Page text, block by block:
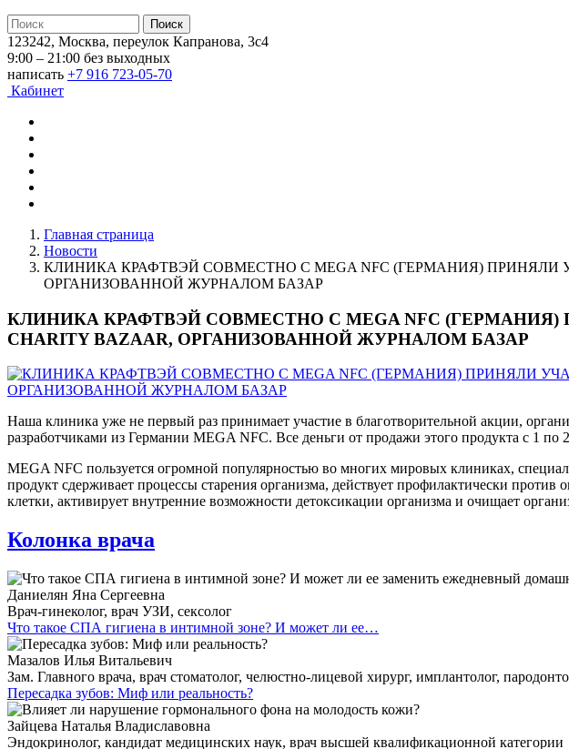
123242, Москва, переулок Капранова, 3с4
9:00 – 21:00 без выходных
написать +7 916 723-05-70
Кабинет
Главная страница
Новости
КЛИНИКА КРАФТВЭЙ СОВМЕСТНО С MEGA NFC (ГЕРМАНИЯ) ПРИНЯЛИ
ОРГАНИЗОВАННОЙ ЖУРНАЛОМ БАЗАР
КЛИНИКА КРАФТВЭЙ СОВМЕСТНО С MEGA NFC
CHARITY BAZAAR, ОРГАНИЗОВАННОЙ ЖУРНАЛОМ БАЗАР
Наша клиника уже не первый раз принимает участие в благотворительной акции,
разработчиками из Германии MEGA NFC. Все деньги от продажи этого продукта с 1
MEGA NFC пользуется огромной популярностью во многих мировых клиниках,
продукт сдерживает процессы старения организма, действует профилактически
клетки, активирует внутренние возможности детоксикации организма и очищает
Колонка врача
Даниелян Яна Сергеевна
Врач-гинеколог, врач УЗИ, сексолог
Что такое СПА гигиена в интимной зоне? И может ли ее…
Мазалов Илья Витальевич
Зам. Главного врача, врач стоматолог, челюстно-лицевой хирург, имплантолог,
Пересадка зубов: Миф или реальность?
Зайцева Наталья Владиславовна
Эндокринолог, кандидат медицинских наук, врач высшей квалификационной категории